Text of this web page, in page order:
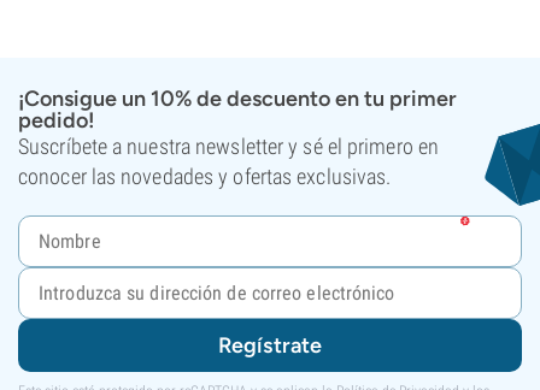
¡Consigue un 10% de descuento en tu primer
pedido!
Suscríbete a nuestra newsletter y sé el primero en
conocer las novedades y ofertas exclusivas.
Regístrate